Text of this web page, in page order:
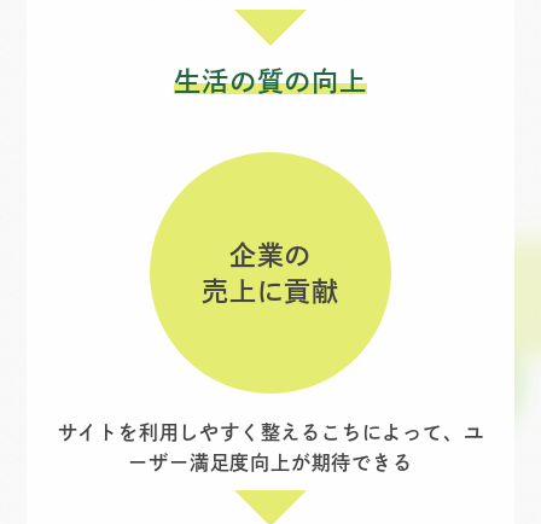
生活の質の向上
企業の
売上に貢献
サイトを利用しやすく整えるこちによって、ユ
ーザー満足度向上が期待できる